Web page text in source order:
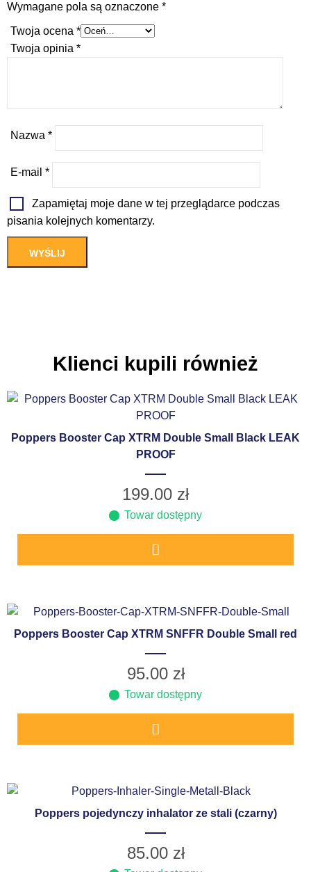
Wymagane pola są oznaczone *
Twoja ocena *
Twoja opinia *
Nazwa *
E-mail *
Zapamiętaj moje dane w tej przeglądarce podczas
pisania kolejnych komentarzy.
Klienci kupili również
Poppers Booster Cap XTRM Double Small Black LEAK
PROOF
199.00 zł
Towar dostępny
Poppers Booster Cap XTRM SNFFR Double Small red
95.00 zł
Towar dostępny
Poppers pojedynczy inhalator ze stali (czarny)
85.00 zł